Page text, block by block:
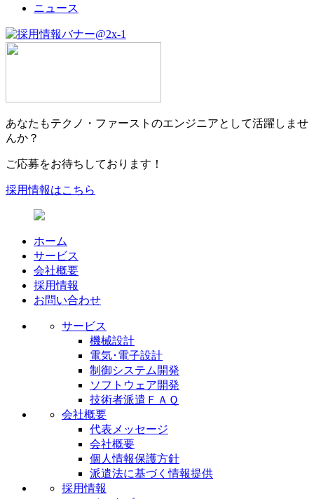
ニュース
あなたもテクノ・ファーストのエンジニアとして活躍しませ
んか？
ご応募をお待ちしております！
採用情報はこちら
ホーム
サービス
会社概要
採用情報
お問い合わせ
サービス
機械設計
電気･電子設計
制御システム開発
ソフトウェア開発
技術者派遣ＦＡＱ
会社概要
代表メッセージ
会社概要
個人情報保護方針
派遣法に基づく情報提供
採用情報